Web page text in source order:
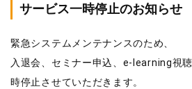
サービス一時停止のお知らせ
緊急システムメンテナンスのため、
入退会、セミナー申込、e-learning視
時停止させていただきます。